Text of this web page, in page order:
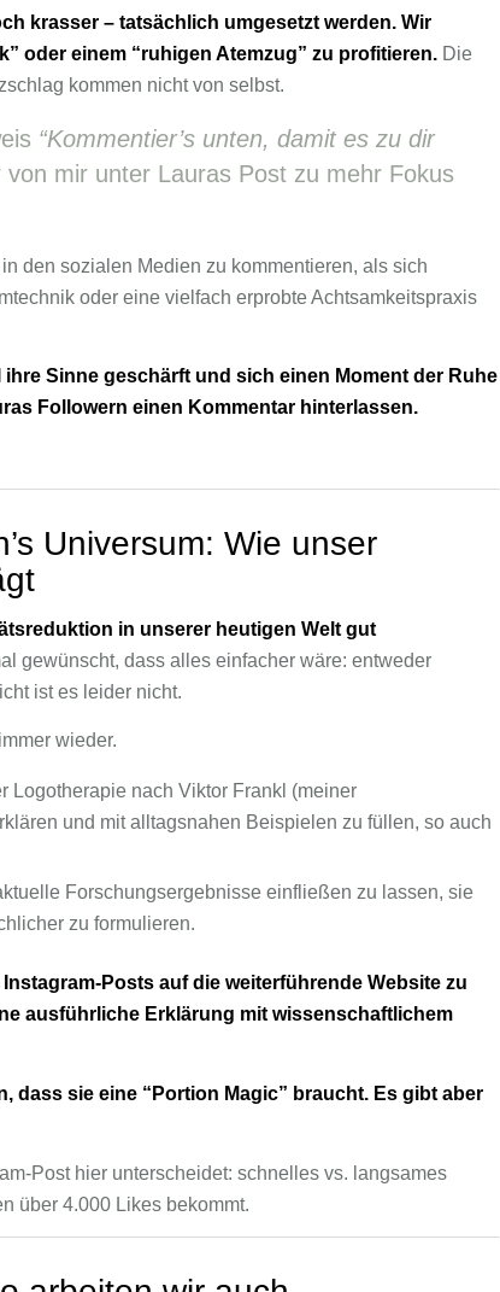
krasser – tatsächlich umgesetzt werden. Wir
oder einem “ruhigen Atemzug” zu profitieren. Die
kommen nicht von selbst.
“Kommentier’s unten, damit es zu dir
mir unter Lauras Post zu mehr Fokus
den sozialen Medien zu kommentieren, als sich
oder eine vielfach erprobte Achtsamkeitspraxis
Sinne geschärft und sich einen Moment der Ruhe
Followern einen Kommentar hinterlassen.
Universum: Wie unser
in unserer heutigen Welt gut
gewünscht, dass alles einfacher wäre: entweder
ist es leider nicht.
wieder.
Logotherapie nach Viktor Frankl (meiner
und mit alltagsnahen Beispielen zu füllen, so auch
Forschungsergebnisse einfließen zu lassen, sie
zu formulieren.
Posts auf die weiterführende Websitezu
ausführliche Erklärung mit wissenschaftlichem
dass sie eine “Portion Magic” braucht. Es gibt aber
Post hier unterscheidet: schnelles vs. langsames
über 4.000 Likes bekommt.